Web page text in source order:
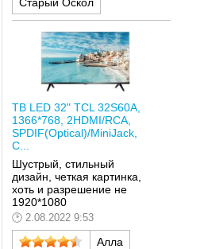
ТВ LED 32" TCL 32S60A,
1366*768, 2HDMI/RCA,
SPDIF(Optical)/MiniJack,
C...
Шустрый, стильный
дизайн, четкая картинка,
хоть и разрешение не
1920*1080
2.08.2022 9:53
Алла